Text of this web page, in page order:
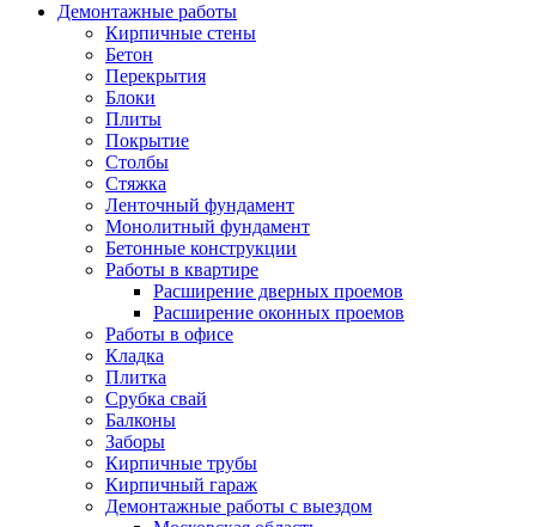
Демонтажные работы
Кирпичные стены
Бетон
Перекрытия
Блоки
Плиты
Покрытие
Столбы
Стяжка
Ленточный фундамент
Монолитный фундамент
Бетонные конструкции
Работы в квартире
Расширение дверных проемов
Расширение оконных проемов
Работы в офисе
Кладка
Плитка
Срубка свай
Балконы
Заборы
Кирпичные трубы
Кирпичный гараж
Демонтажные работы с выездом